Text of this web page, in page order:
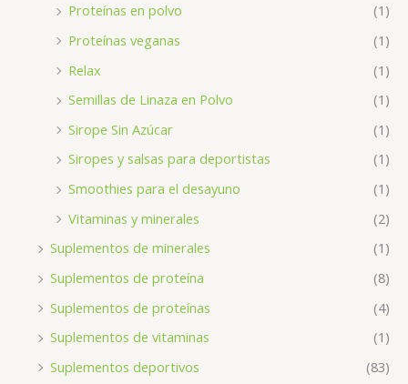
Proteínas en polvo
(1)
Proteínas veganas
(1)
Relax
(1)
Semillas de Linaza en Polvo
(1)
Sirope Sin Azúcar
(1)
Siropes y salsas para deportistas
(1)
Smoothies para el desayuno
(1)
Vitaminas y minerales
(2)
Suplementos de minerales
(1)
Suplementos de proteína
(8)
Suplementos de proteínas
(4)
Suplementos de vitaminas
(1)
Suplementos deportivos
(83)